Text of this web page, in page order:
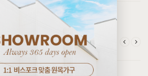
정특가] [헤리티지월넛] X형 의자 썬더]
일 서울 영등포 박**고객님 설치후기입니다
랍이 높은 침대 SS/Q/K/SK/EK/LK/CSK/CK/CDK/CLK]
일 전남 여수 전**고객님 설치후기입니다
[[한정특가] [윌라] 세라믹소파테이블]
일 서울 서초 김**고객님 설치후기입니다
CUSTOM REVIEW
맞춤 주문제작 제품 & 신제품 배송설치 포토후기]
인천 검단 최**고객님 주문제작 설치후기입니다
맞춤 주문제작 제품 & 신제품 배송설치 포토후기]
경기 시흥 김**고객님 주문제작 설치후기입니다
맞춤 주문제작 제품 & 신제품 배송설치 포토후기]